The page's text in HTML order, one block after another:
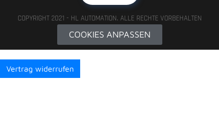
COPYRIGHT 2021 - HL AUTOMATION. ALLE RECHTE VORBEHALTEN
COOKIES ANPASSEN
Vertrag widerrufen